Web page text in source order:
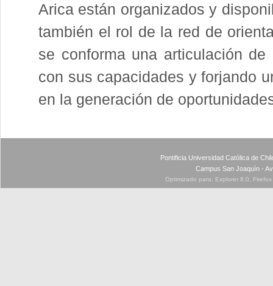
Arica están organizados y
también el rol de la red de
se conforma una articulación
con sus capacidades y forjando
en la generación de
Pontificia Universidad Católica de
Campus San Joaquín -
Optimizado para: Explorer 8.0,